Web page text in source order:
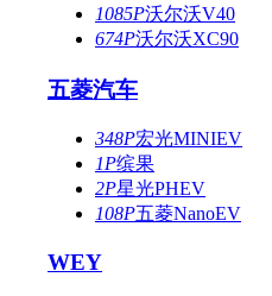
1085P沃尔沃V40
674P沃尔沃XC90
五菱汽车
348P宏光MINIEV
1P缤果
2P星光PHEV
108P五菱NanoEV
WEY